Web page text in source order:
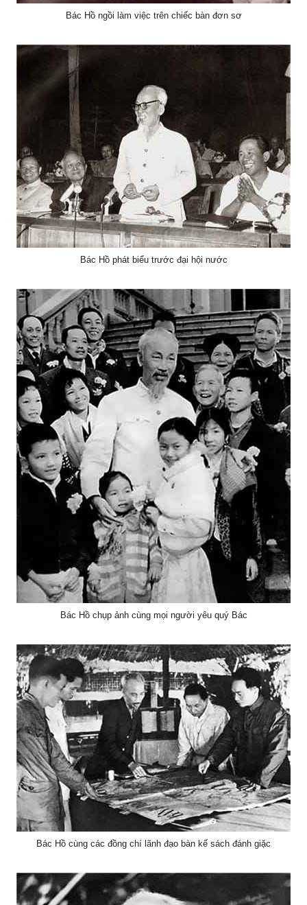
Bác Hồ ngồi làm việc trên chiếc bàn đơn sơ
Bác Hồ phát biểu trước đại hội nước
Bác Hồ chụp ảnh cùng mọi người yêu quý Bác
Bác Hồ cùng các đồng chí lãnh đạo bàn kế sách đánh giặc